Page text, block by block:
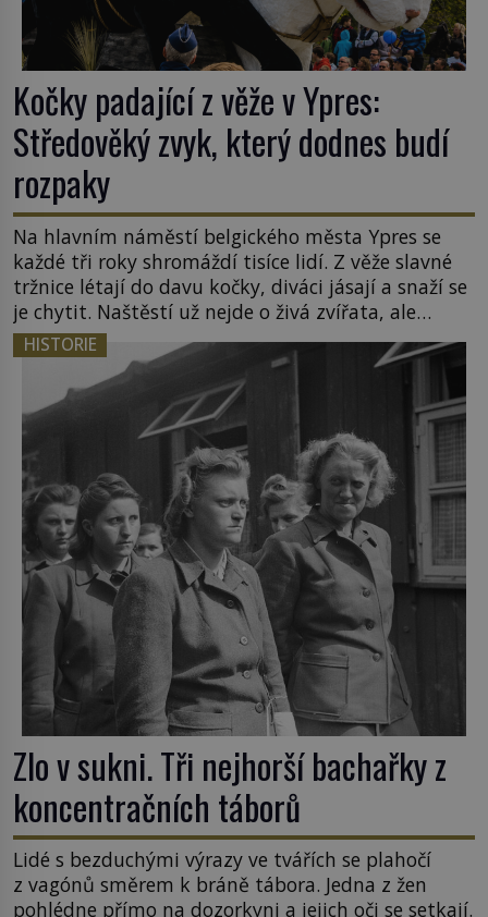
Kočky padající z věže v Ypres:
Středověký zvyk, který dodnes budí
rozpaky
Na hlavním náměstí belgického města Ypres se
každé tři roky shromáždí tisíce lidí. Z věže slavné
tržnice létají do davu kočky, diváci jásají a snaží se
je chytit. Naštěstí už nejde o živá zvířata, ale
jenom o plyšové suvenýry. Kdysi to ale bylo jinak.
Tato veselá podívaná připomíná jeden z
nejpodivnějších a zároveň nejkrutějších zvyků […]
HISTORIE
Zlo v sukni. Tři nejhorší bachařky z
koncentračních táborů
Lidé s bezduchými výrazy ve tvářích se plahočí
z vagónů směrem k bráně tábora. Jedna z žen
pohlédne přímo na dozorkyni a jejich oči se setkají.